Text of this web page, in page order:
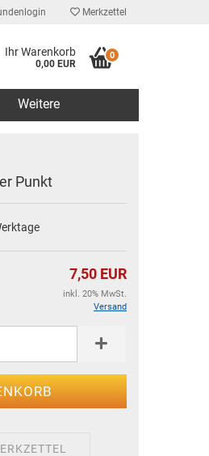
Merkzettel
Ihr Warenkorb
0,00 EUR
0
Weitere
Punkt
7,50 EUR
inkl. 20% MwSt.
Versand